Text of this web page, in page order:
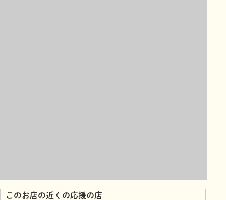
このお店の近くの応援の店